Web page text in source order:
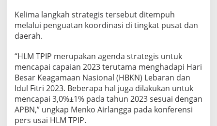
S
K
E
A
I
K
A
N
I
N
Kelima langkah strategis tersebut ditempuh
melalui penguatan koordinasi di tingkat pusat dan
daerah.
“HLM TPIP merupakan agenda strategis untuk
mencapai capaian 2023 terutama menghadapi Hari
Besar Keagamaan Nasional (HBKN) Lebaran dan
Idul Fitri 2023. Beberapa hal juga dilakukan untuk
mencapai 3,0%±1% pada tahun 2023 sesuai dengan
APBN,” ungkap Menko Airlangga pada konferensi
pers usai HLM TPIP.